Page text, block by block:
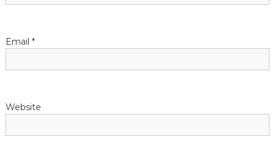
Email *
Website